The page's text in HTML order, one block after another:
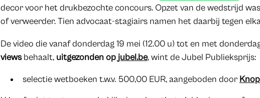
decor voor het drukbezochte concours. Opzet van de wedstrijd
of verweerder. Tien advocaat-stagiairs namen het daarbij tegen
De video die vanaf donderdag 19 mei (12.00 u) tot en met
viewsbehaalt, uitgezonden op jubel.be, wint de Jubel Publieksprijs:
selectie wetboeken t.w.v. 500,00 EUR, aangeboden door